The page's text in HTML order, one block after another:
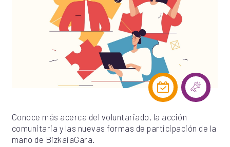
Conoce más acerca del voluntariado, la acción
comunitaria y las nuevas formas de participación de la
mano de BizkaiaGara.